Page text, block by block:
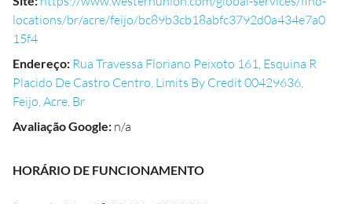
locations/br/acre/feijo/bc89b3cb18abfc3792d0a434e7a0
15f4
Endereço: Rua Travessa Floriano Peixoto 161, Esquina R
Placido De Castro Centro, Limits By Credit 00429636,
Feijo, Acre, Br
Avaliação Google: n/a
HORÁRIO DE FUNCIONAMENTO